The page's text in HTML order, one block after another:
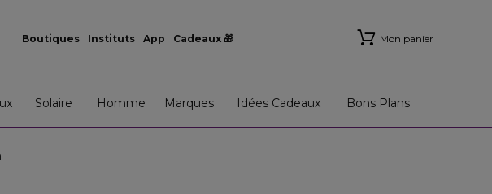
Boutiques Instituts App Cadeaux 🎁 Mon panier
Solaire Homme Marques Idées Cadeaux Bons Plans